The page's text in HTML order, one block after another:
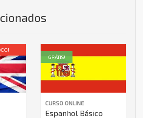
CURSO ONLINE
Espanhol Básico
GRÁTIS!